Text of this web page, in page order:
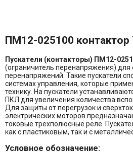
ПМ12-025100
Пускатели (контакторы) ПМ12-
(ограничитель перенапряжения) для
перенапряжений. Такие пускатели
системах управления, которые
технику. На пускатели
ПКЛ для увеличения количества
Для защиты от перегрузок и
электрических моторов
токовые трехполюсные реле.
как с пластиковым, так и с
Условное обозначение: